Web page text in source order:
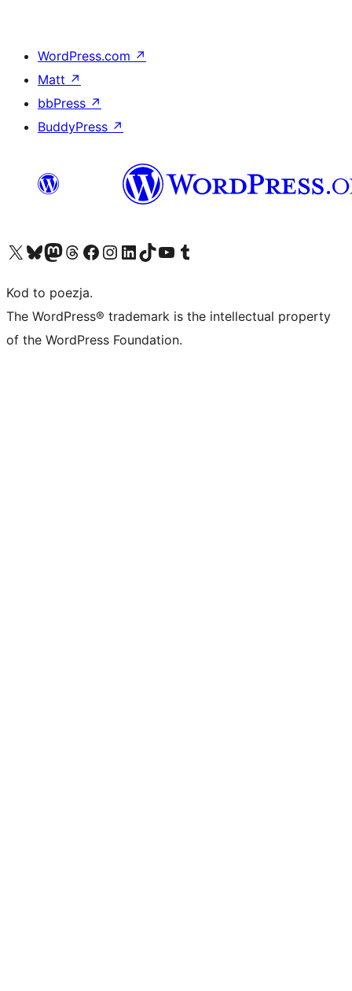
WordPress.com ↗
Matt ↗
bbPress ↗
BuddyPress ↗
Odwiedź nasze konto X (dawniej Twitter)
Odwiedź nasze konto Bluesky
Odwiedź nasze konto na Mastodoncie
Odwiedź naszego Threadsa
Odwiedź naszego Facebooka
Odwiedź nasze konto na Instagramie
Odwiedź nasze konto na LinkedIn
Odwiedź naszego TikToka
Odwiedź nasz kanał YouTube
Odwiedź naszego Tumblra
Kod to poezja.
The WordPress® trademark is the intellectual property
of the WordPress Foundation.